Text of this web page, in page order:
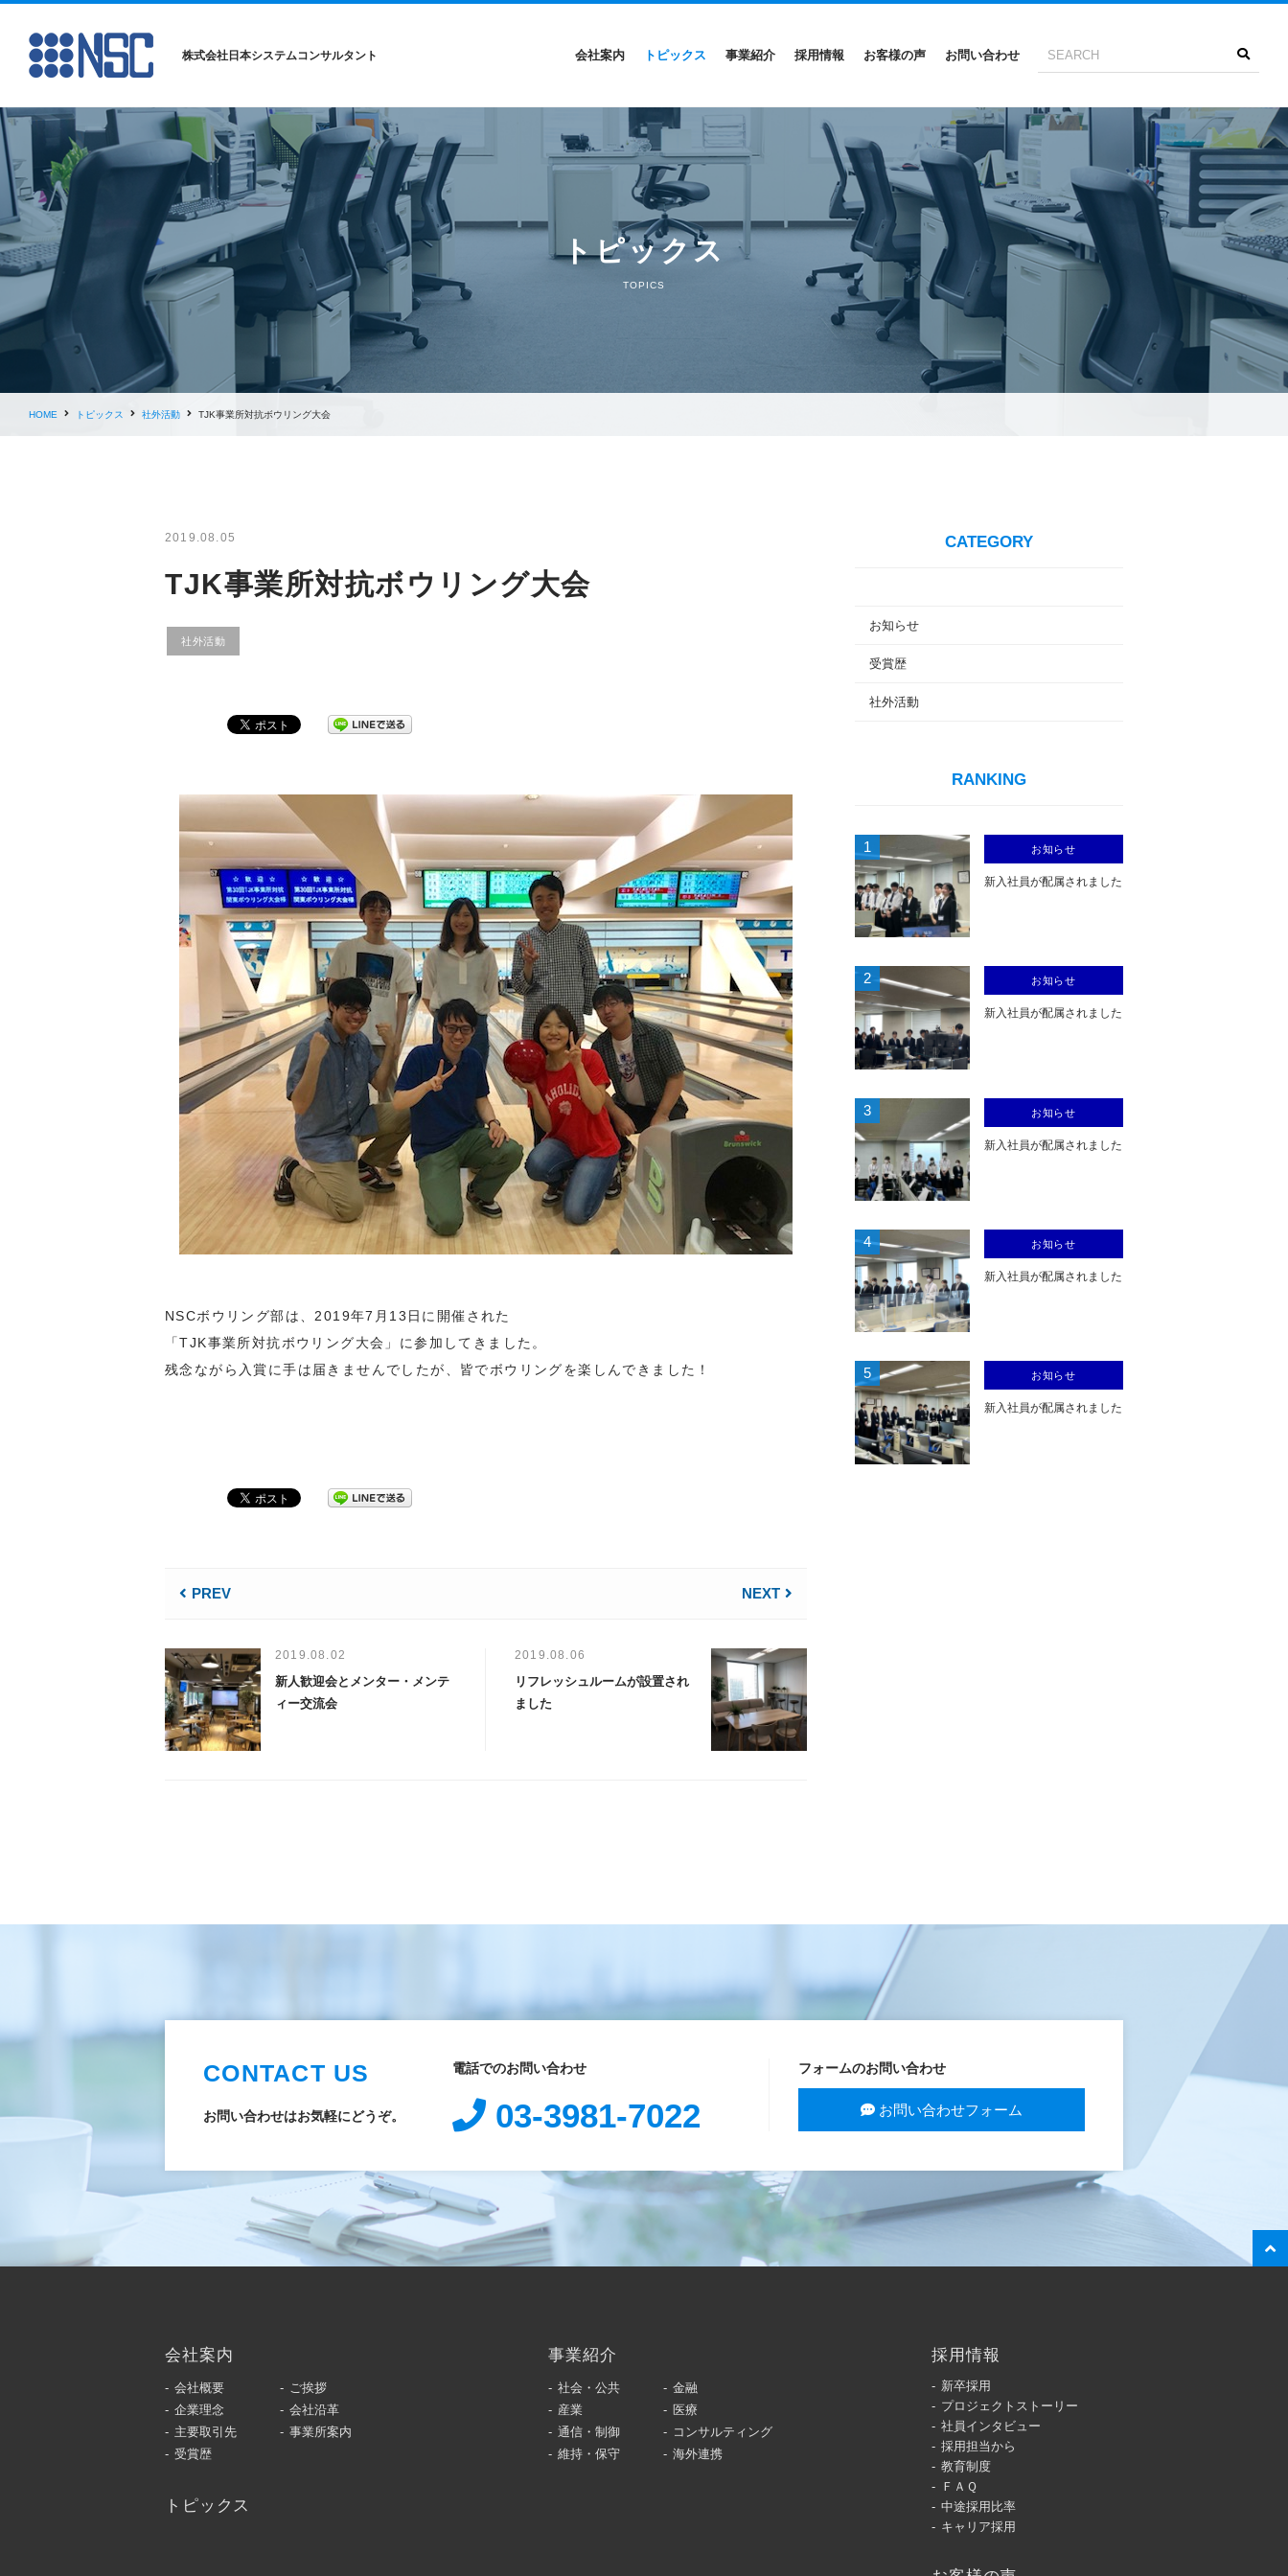
株式会社日本システムコンサルタント 会社案内 トピックス 事業紹介 採用情報 お客様の声 お問い合わせ
トピックス
TOPICS
HOME トピックス 社外活動 TJK事業所対抗ボウリング大会
2019.08.05
TJK事業所対抗ボウリング大会
社外活動
NSCボウリング部は、2019年7月13日に開催された
「TJK事業所対抗ボウリング大会」に参加してきました。
残念ながら入賞に手は届きませんでしたが、皆でボウリングを楽しんできました！
PREV NEXT
2019.08.02
新人歓迎会とメンター・メンテ
ィー交流会
2019.08.06
リフレッシュルームが設置され
ました
CATEGORY
お知らせ
受賞歴
社外活動
RANKING
1 お知らせ
新入社員が配属されました
2 お知らせ
新入社員が配属されました
3 お知らせ
新入社員が配属されました
4 お知らせ
新入社員が配属されました
5 お知らせ
新入社員が配属されました
CONTACT US
お問い合わせはお気軽にどうぞ。
電話でのお問い合わせ
03-3981-7022
フォームのお問い合わせ
お問い合わせフォーム
会社案内
会社概要
ご挨拶
企業理念
会社沿革
主要取引先
事業所案内
受賞歴
トピックス
事業紹介
社会・公共
金融
産業
医療
通信・制御
コンサルティング
維持・保守
海外連携
採用情報
新卒採用
プロジェクトストーリー
社員インタビュー
採用担当から
教育制度
ＦＡＱ
中途採用比率
キャリア採用